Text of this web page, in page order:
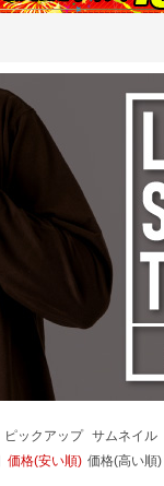
ピックアップ サムネイル
価格(安い順) 価格(高い順)